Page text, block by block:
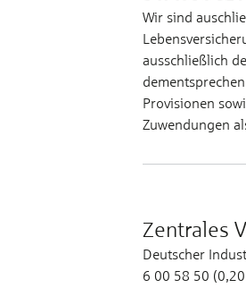
Wir sind
ausschließlich
Provisionen
Zuwendungen
Zentrales
Deutscher
6 00 58 50